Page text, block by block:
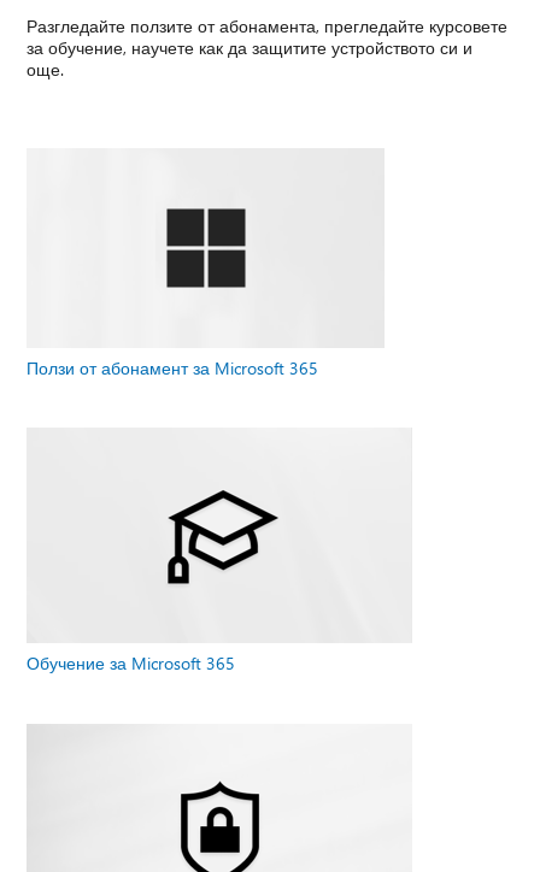
Разгледайте ползите от абонамента, прегледайте курсовете
за обучение, научете как да защитите устройството си и
още.
Ползи от абонамент за Microsoft 365
Обучение за Microsoft 365